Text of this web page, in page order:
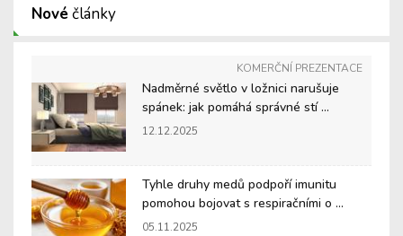
Nové články
KOMERČNÍ PREZENTACE
Nadměrné světlo v ložnici narušuje
spánek: jak pomáhá správné stí ...
12.12.2025
Tyhle druhy medů podpoří imunitu
pomohou bojovat s respiračními o ...
05.11.2025